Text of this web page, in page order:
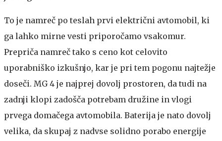
To je namreč po teslah prvi električni avtomobil, ki
ga lahko mirne vesti priporočamo vsakomur.
Prepriča namreč tako s ceno kot celovito
uporabniško izkušnjo, kar je pri tem pogonu najtežje
doseči. MG 4 je najprej dovolj prostoren, da tudi na
zadnji klopi zadošča potrebam družine in vlogi
prvega domačega avtomobila. Baterija je nato dovolj
velika, da skupaj z nadvse solidno porabo energije